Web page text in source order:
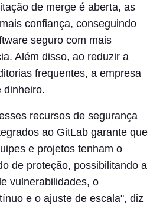
de merge é aberta, as
confiança, conseguindo
seguro com mais
Além disso, ao reduzir a
frequentes, a empresa
dinheiro.
recursos de segurança
ao GitLab garante que
e projetos tenham o
de proteção, possibilitando a
vulnerabilidades, o
e o ajuste de escala", diz